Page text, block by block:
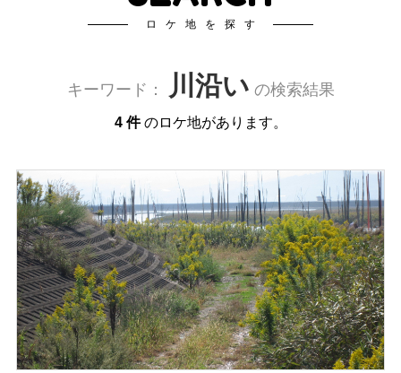
ロケ地を探す
キーワード： 川沿い の検索結果
4 件のロケ地があります。